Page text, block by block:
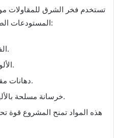
تستخدم فخر الشرق للمقاولات
المستودعات الصناعية بالخبر. ومن أبرز هذه المواد:
الفولاذ المجلفن المقاوم للصدأ.
الألواح العازلة الحرارية والصوتية.
دهانات مقاومة للتآكل والعوامل الجوية.
خرسانة مسلحة بالألياف الصناعية لضمان المتانة.
هذه المواد تمنح المشروع قوة